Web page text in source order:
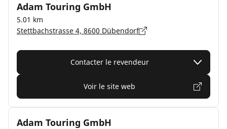
Adam Touring GmbH
5.01 km
Stettbachstrasse 4, 8600 Dübendorf
Contacter le revendeur
Voir le site web
Adam Touring GmbH